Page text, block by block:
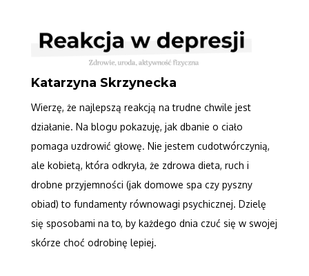
Katarzyna Skrzynecka
Wierzę, że najlepszą reakcją na trudne chwile jest
działanie. Na blogu pokazuję, jak dbanie o ciało
pomaga uzdrowić głowę. Nie jestem cudotwórczynią,
ale kobietą, która odkryła, że zdrowa dieta, ruch i
drobne przyjemności (jak domowe spa czy pyszny
obiad) to fundamenty równowagi psychicznej. Dzielę
się sposobami na to, by każdego dnia czuć się w swojej
skórze choć odrobinę lepiej.